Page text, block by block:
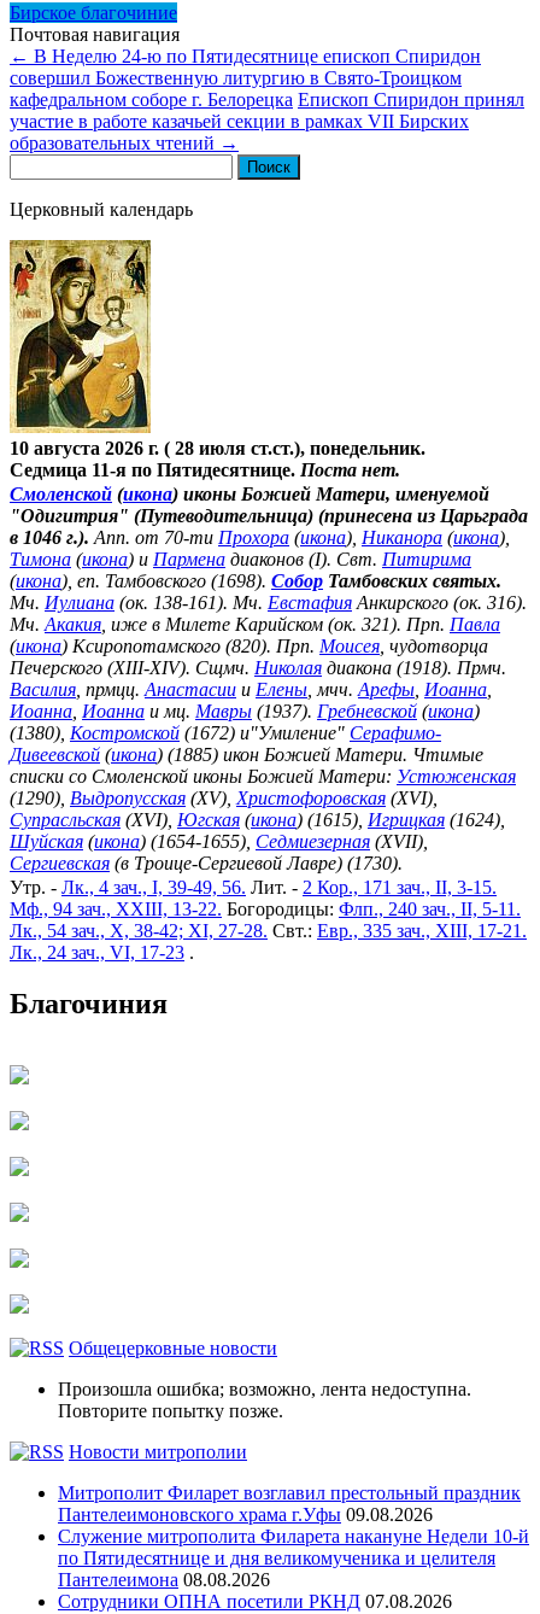
Бирское благочиние
Почтовая навигация
← В Неделю 24-ю по Пятидесятнице епископ Спиридон
совершил Божественную литургию в Свято-Троицком
кафедральном соборе г. Белорецка Епископ Спиридон принял
участие в работе казачьей секции в рамках VII Бирских
образовательных чтений →
Церковный календарь
10 августа 2026 г. ( 28 июля ст.ст.), понедельник.
Седмица 11-я по Пятидесятнице. Поста нет.
Смоленской (икона) иконы Божией Матери, именуемой
"Одигитрия" (Путеводительница) (принесена из Царьграда
в 1046 г.). Апп. от 70-ти Прохора (икона), Никанора (икона),
Тимона (икона) и Пармена диаконов (I). Свт. Питирима
(икона), еп. Тамбовского (1698). Собор Тамбовских святых.
Мч. Иулиана (ок. 138-161). Мч. Евстафия Анкирского (ок. 316).
Мч. Акакия , иже в Милете Карийском (ок. 321). Прп. Павла
(икона) Ксиропотамского (820). Прп. Моисея , чудотворца
Печерского (XIII-XIV). Сщмч. Николая диакона (1918). Прмч.
Василия , прмцц. Анастасии и Елены , мчч. Арефы Иоанна
Иоанна Иоанна и мц. Мавры (1937). Гребневской (икона)
(1380), Костромской (1672) и"Умиление" Серафимо-
Дивеевской (икона) (1885) икон Божией Матери. Чтимые
списки со Смоленской иконы Божией Матери: Устюженская
(1290), Выдропусская (XV), Христофоровская (XVI),
Супрасльская (XVI), Югская (икона) (1615), Игрицкая (1624),
Шуйская (икона) (1654-1655), Седмиезерная (XVII),
Сергиевская (в Троице-Сергиевой Лавре) (1730).
Утр. - Лк., 4 зач., I, 39-49, 56. Лит. - 2 Кор., 171 зач., II, 3-15.
Мф., 94 зач., XXIII, 13-22. Богородицы: Флп., 240 зач., II, 5-11.
Лк., 54 зач., X, 38-42; XI, 27-28. Свт.: Евр., 335 зач., XIII, 17-21.
Лк., 24 зач., VI, 17-23 .
Благочиния
Общецерковные новости
Произошла ошибка; возможно, лента недоступна.
Повторите попытку позже.
Новости митрополии
Митрополит Филарет возглавил престольный праздник
Пантелеимоновского храма г.Уфы 09.08.2026
Служение митрополита Филарета накануне Недели 10-й
по Пятидесятнице и дня великомученика и целителя
Пантелеимона 08.08.2026
Сотрудники ОПНА посетили РКНД 07.08.2026